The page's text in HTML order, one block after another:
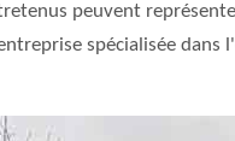
peuvent
spécialisée